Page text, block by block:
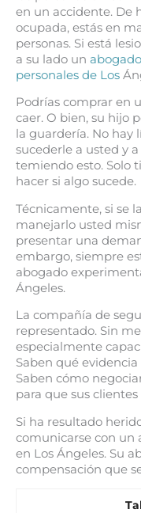
en un accidente. De
ocupada, estás en
personas. Si está
a su lado un
personales de Los
Podrías comprar en
caer. O bien, su hijo
la guardería. No hay
sucederle a usted y
temiendo esto. Solo
hacer si algo sucede.
Técnicamente, si se
manejarlo usted
presentar una
embargo, siempre
abogado
Ángeles.
La compañía de
representado. Sin
especialmente
Saben qué
Saben cómo
para que sus
Si ha resultado
comunicarse con un
en Los Ángeles. Su
compensación que